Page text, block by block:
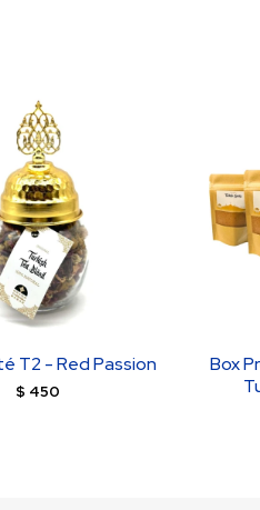
T2 - Red Passion
$ 450
Box